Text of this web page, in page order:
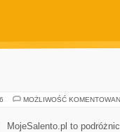
MOŻLIWOŚĆ
MojeSalento.pl to